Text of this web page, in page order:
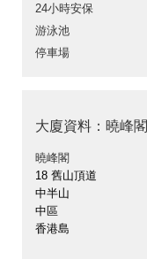
24小時安保
游泳池
停車場
大廈資料：曉峰閣
曉峰閣
18 舊山頂道
中半山
中區
香港島